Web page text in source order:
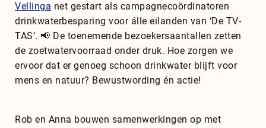
Vellinga net gestart als campagnecoördinatoren
drinkwaterbesparing voor álle eilanden van ‘De TV-
TAS’. 📢 De toenemende bezoekersaantallen zetten
de zoetwatervoorraad onder druk. Hoe zorgen we
ervoor dat er genoeg schoon drinkwater blijft voor
mens en natuur? Bewustwording én actie!
Rob en Anna bouwen samenwerkingen op met